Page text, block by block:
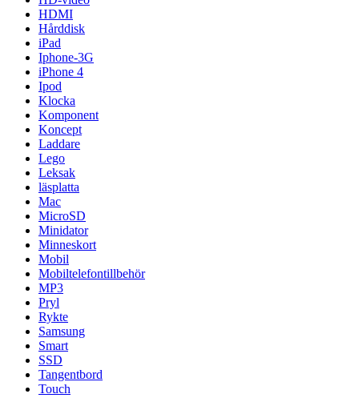
HDMI
Hårddisk
iPad
Iphone-3G
iPhone 4
Ipod
Klocka
Komponent
Koncept
Laddare
Lego
Leksak
läsplatta
Mac
MicroSD
Minidator
Minneskort
Mobil
Mobiltelefontillbehör
MP3
Pryl
Rykte
Samsung
Smart
SSD
Tangentbord
Touch